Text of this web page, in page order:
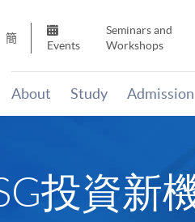
簡
Events
Seminars and
Workshops
About Study Admission
投資新